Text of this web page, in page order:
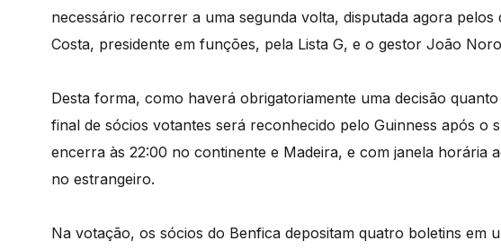
necessário recorrer a uma segunda volta, disputada agora
Costa, presidente em funções, pela Lista G, e o gestor João
Desta forma, como haverá obrigatoriamente uma decisão
final de sócios votantes será reconhecido pelo Guinness após o
encerra às 22:00 no continente e Madeira, e com janela horária
no estrangeiro.
Na votação, os sócios do Benfica depositam quatro boletins em